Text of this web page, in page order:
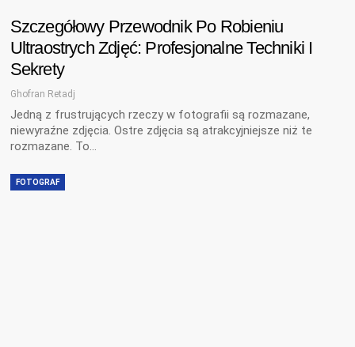
Szczegółowy Przewodnik Po Robieniu
Ultraostrych Zdjęć: Profesjonalne Techniki I
Sekrety
Ghofran Retadj
Jedną z frustrujących rzeczy w fotografii są rozmazane,
niewyraźne zdjęcia. Ostre zdjęcia są atrakcyjniejsze niż te
rozmazane. To…
FOTOGRAF